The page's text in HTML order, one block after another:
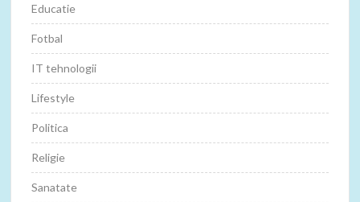
Educatie
Fotbal
IT tehnologii
Lifestyle
Politica
Religie
Sanatate